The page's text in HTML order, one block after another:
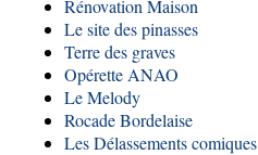
Rénovation Maison
Le site des pinasses
Terre des graves
Opérette ANAO
Le Melody
Rocade Bordelaise
Les Délassements comiques